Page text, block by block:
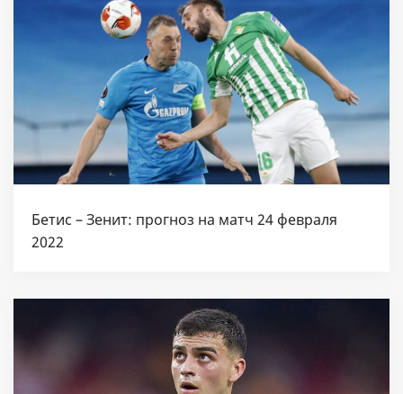
Бетис – Зенит: прогноз на матч 24 февраля
2022